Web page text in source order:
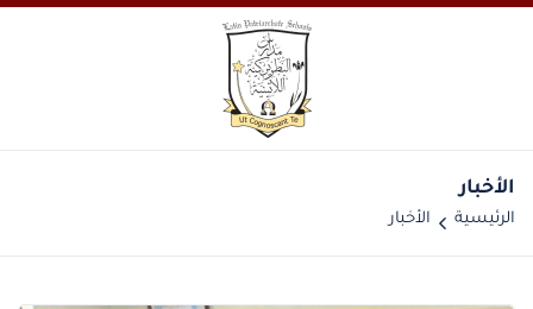
الأخبار
الرئيسية الأخبار